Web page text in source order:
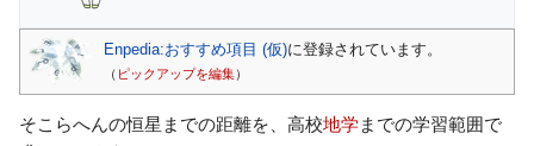
ン
に
移
動
Enpedia:おすすめ項目 (仮)に登録されています。
（ ピックアップを編集）
そこらへんの恒星までの距離を、高校地学までの学習範囲で